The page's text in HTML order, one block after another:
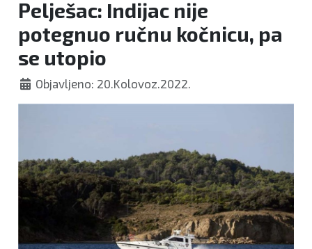
Pelješac: Indijac nije
potegnuo ručnu kočnicu, pa
se utopio
Objavljeno: 20.Kolovoz.2022.